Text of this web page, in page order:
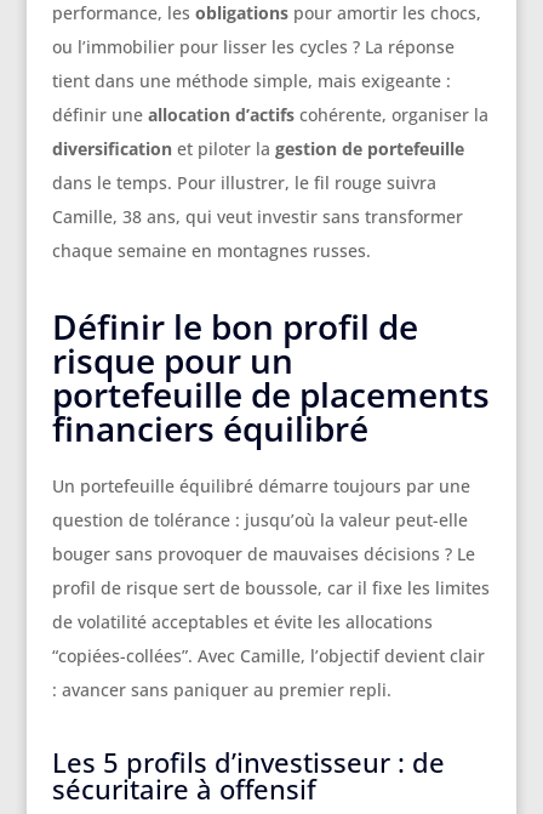
performance, les obligationspour amortir les chocs,
ou l’immobilier pour lisser les cycles ? La réponse
tient dans une méthode simple, mais exigeante :
définir une allocation d’actifscohérente, organiser la
diversificationet piloter la gestion de portefeuille
dans le temps. Pour illustrer, le fil rouge suivra
Camille, 38 ans, qui veut investir sans transformer
chaque semaine en montagnes russes.
Définir le bon profil de
risque pour un
portefeuille de placements
financiers équilibré
Un portefeuille équilibré démarre toujours par une
question de tolérance : jusqu’où la valeur peut-elle
bouger sans provoquer de mauvaises décisions ? Le
profil de risque sert de boussole, car il fixe les limites
de volatilité acceptables et évite les allocations
“copiées-collées”. Avec Camille, l’objectif devient clair
: avancer sans paniquer au premier repli.
Les 5 profils d’investisseur : de
sécuritaire à offensif